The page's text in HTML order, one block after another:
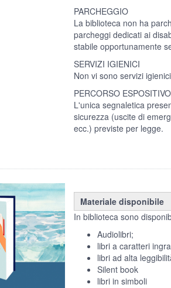
PARCHEGGIO
La biblioteca non ha
parcheggi dedicati ai
stabile opportunamente
SERVIZI IGIENICI
Non vi sono servizi
PERCORSO
L'unica segnaletica
sicurezza (uscite di
ecc.) previste per legge.
Materiale disponibile
In biblioteca sono
Audiolibri;
libri a caratteri
libri ad alta
Silent book
libri in simboli